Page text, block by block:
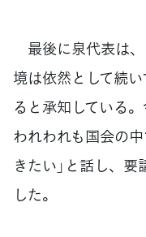
最後に泉代表は
境は依然として続
ると承知している
われわれも国会の
きたい」と話し、
した。